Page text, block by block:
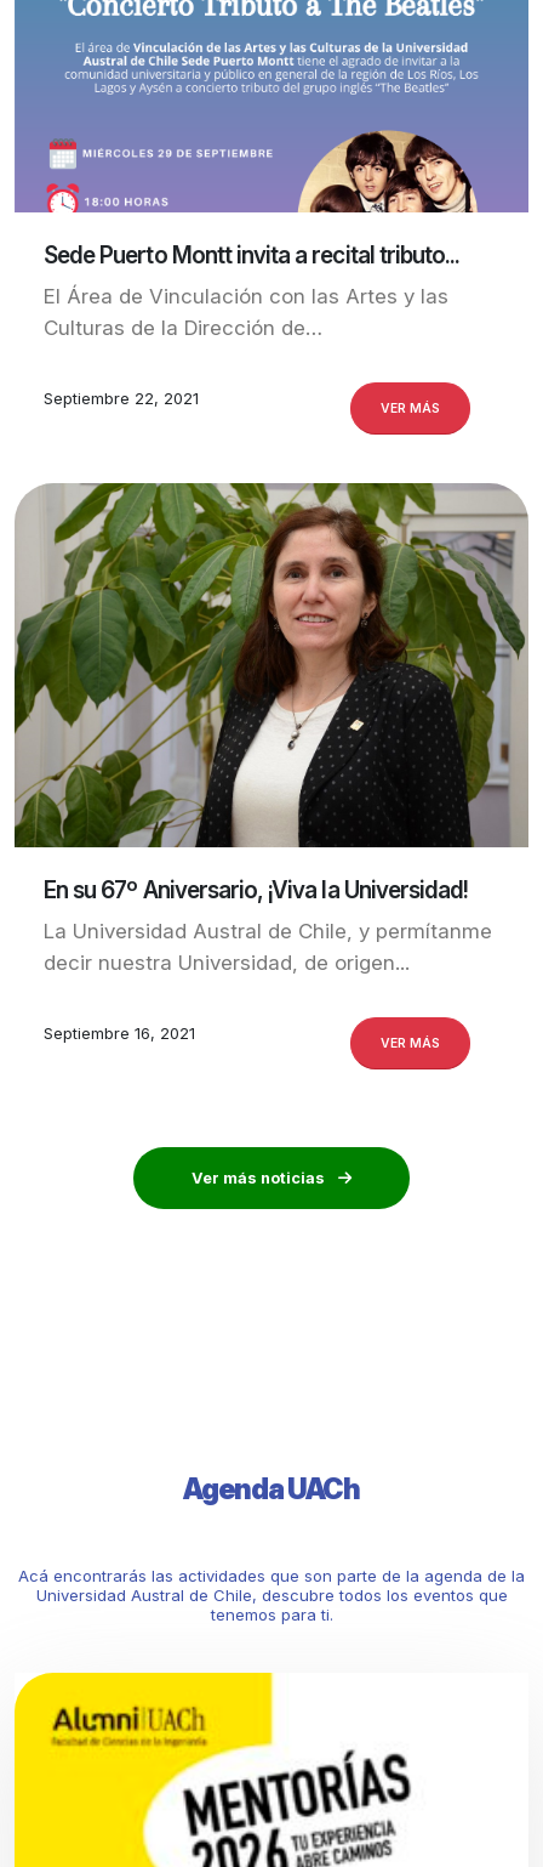
Sede Puerto Montt invita a recital tributo...
El Área de Vinculación con las Artes y las
Culturas de la Dirección de…
Septiembre 22, 2021
VER MÁS
En su 67º Aniversario, ¡Viva la Universidad!
La Universidad Austral de Chile, y permítanme
decir nuestra Universidad, de origen...
Septiembre 16, 2021
VER MÁS
Ver más noticias
Agenda UACh
Acá encontrarás las actividades que son parte de la agenda de la
Universidad Austral de Chile, descubre todos los eventos que
tenemos para ti.